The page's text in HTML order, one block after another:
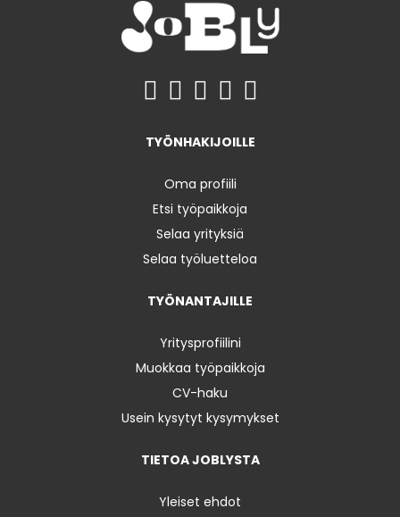
TYÖNHAKIJOILLE
Oma profiili
Etsi työpaikkoja
Selaa yrityksiä
Selaa työluetteloa
TYÖNANTAJILLE
Yritysprofiilini
Muokkaa työpaikkoja
CV-haku
Usein kysytyt kysymykset
TIETOA JOBLYSTA
Yleiset ehdot